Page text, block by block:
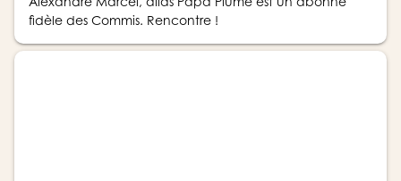
fidèle des Commis. Rencontre !